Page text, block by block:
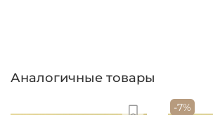
Аналогичные товары
-7%